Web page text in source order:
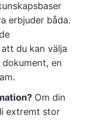
erbjuder båda.
du kan välja
en
Om din
extremt stor